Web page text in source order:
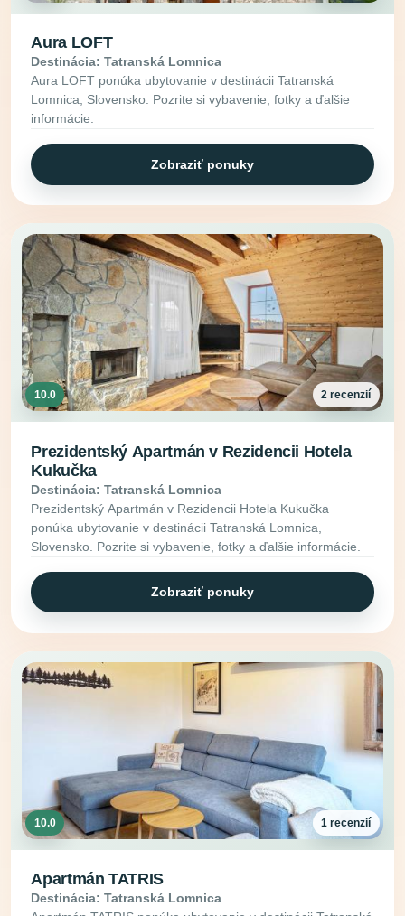
Aura LOFT
Destinácia: Tatranská Lomnica
Aura LOFT ponúka ubytovanie v destinácii Tatranská
Lomnica, Slovensko. Pozrite si vybavenie, fotky a ďalšie
informácie.
Zobraziť ponuky
10.0 2 recenzií
Prezidentský Apartmán v Rezidencii Hotela
Kukučka
Destinácia: Tatranská Lomnica
Prezidentský Apartmán v Rezidencii Hotela Kukučka
ponúka ubytovanie v destinácii Tatranská Lomnica,
Slovensko. Pozrite si vybavenie, fotky a ďalšie informácie.
Zobraziť ponuky
10.0 1 recenzií
Apartmán TATRIS
Destinácia: Tatranská Lomnica